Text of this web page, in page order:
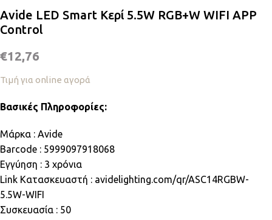
Avide LED Smart Κερί 5.5W RGB+W WIFI APP
Control
€12,76
Τιμή για online αγορά
Βασικές Πληροφορίες:
Μάρκα : Avide
Barcode : 5999097918068
Εγγύηση : 3 χρόνια
Link Κατασκευαστή : avidelighting.com/qr/ASC14RGBW-
5.5W-WIFI
Συσκευασία : 50